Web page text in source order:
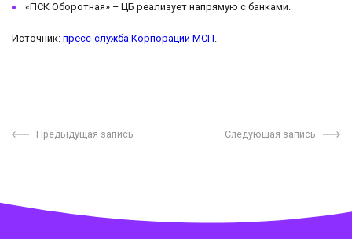
«ПСК Оборотная» – ЦБ реализует напрямую с банками.
Источник: пресс-служба Корпорации МСП.
Предыдущая запись Следующая запись